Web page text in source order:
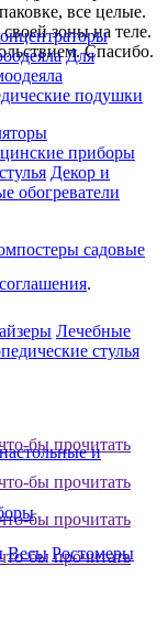
Для
подушки
приборы
Декор и
обогреватели
садовые
Лечебные
стулья
и
Весы Ростомеры
все целые.
зоны на теле.
Спасибо.
.
бы прочитать
бы прочитать
бы прочитать
бы прочитать